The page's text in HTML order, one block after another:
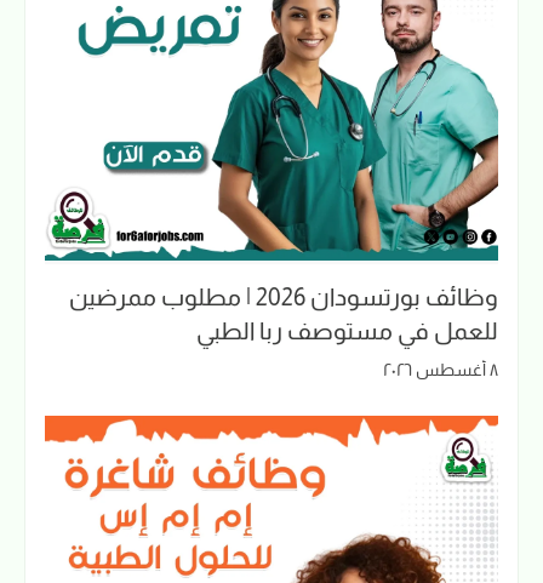
وظائف بورتسودان 2026 | مطلوب ممرضين
للعمل في مستوصف ربا الطبي
٨ أغسطس ٢٠٢٦